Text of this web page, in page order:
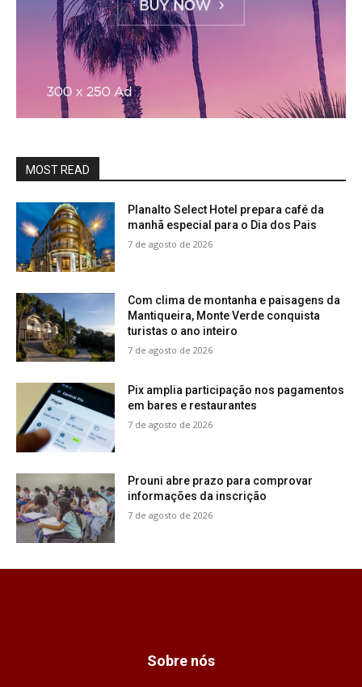
MOST READ
Planalto Select Hotel prepara café da
manhã especial para o Dia dos Pais
7 de agosto de 2026
Com clima de montanha e paisagens da
Mantiqueira, Monte Verde conquista
turistas o ano inteiro
7 de agosto de 2026
Pix amplia participação nos pagamentos
em bares e restaurantes
7 de agosto de 2026
Prouni abre prazo para comprovar
informações da inscrição
7 de agosto de 2026
Sobre nós